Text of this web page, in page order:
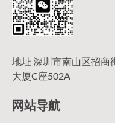
地址 深圳市南山区招商
大厦C座502A
网站导航